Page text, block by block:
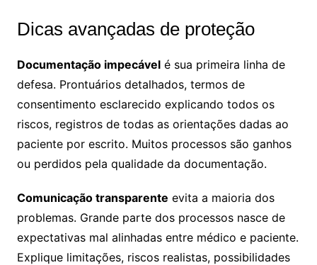
Dicas avançadas de proteção
Documentação impecávelé sua primeira linha de
defesa. Prontuários detalhados, termos de
consentimento esclarecido explicando todos os
riscos, registros de todas as orientações dadas ao
paciente por escrito. Muitos processos são ganhos
ou perdidos pela qualidade da documentação.
Comunicação transparente evita a maioria dos
problemas. Grande parte dos processos nasce de
expectativas mal alinhadas entre médico e paciente.
Explique limitações, riscos realistas, possibilidades